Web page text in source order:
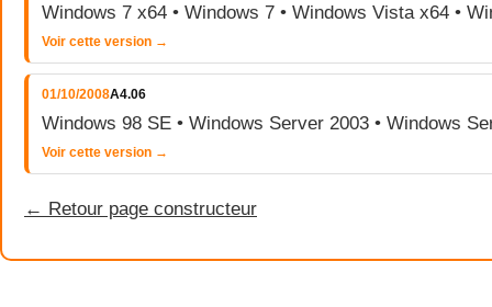
Windows 7 x64 • Windows 7 • Windows Vista x64 •
Voir cette version →
01/10/2008A4.06
Windows 98 SE • Windows Server 2003 • Windows
Voir cette version →
← Retour page constructeur